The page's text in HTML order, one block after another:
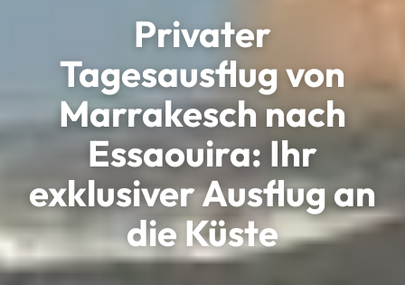
Privater
Tagesausflug von
Marrakesch nach
Essaouira: Ihr
exklusiver Ausflug an
die Küste